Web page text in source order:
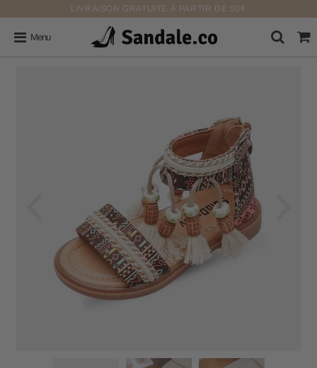
LIVRAISON GRATUITE À PARTIR DE 50€
Menu